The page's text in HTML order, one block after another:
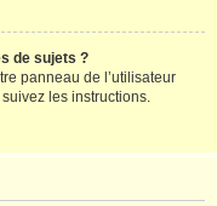
de sujets ?
panneau de l’utilisateur
suivez les instructions.